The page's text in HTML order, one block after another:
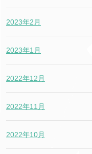
2023年2月
2023年1月
2022年12月
2022年11月
2022年10月